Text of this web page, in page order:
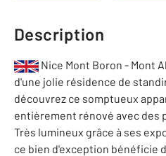
Description
Nice Mont Boron - Mont
d'une jolie résidence de
découvrez ce somptueux
entièrement rénové avec des
Très lumineux grâce à ses
ce bien d'exception bénéficie